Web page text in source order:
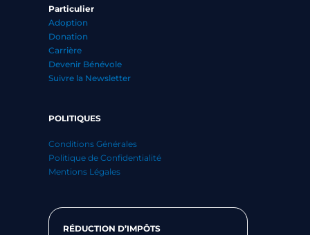
Particulier
Adoption
Donation
Carrière
Devenir Bénévole
Suivre la Newsletter
POLITIQUES
Conditions Générales
Politique de Confidentialité
Mentions Légales
RÉDUCTION D’IMPÔTS